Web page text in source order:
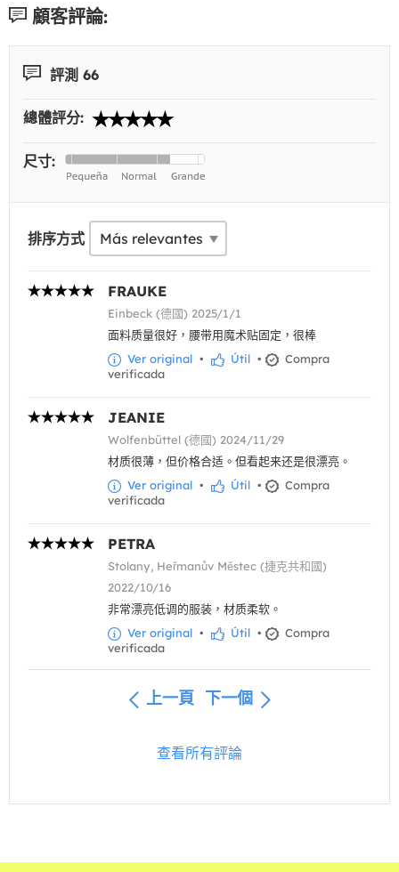
顧客評論:
評測 66
總體評分:
尺寸:
排序方式
FRAUKE
Einbeck (德國) 2025/1/1
面料质量很好，腰带用魔术贴固定，很棒
Ver original • Útil •
Compra
verificada
JEANIE
Wolfenbüttel (德國) 2024/11/29
材质很薄，但价格合适。但看起来还是很漂亮。
Ver original • Útil •
Compra
verificada
PETRA
Stolany, Heřmanův Městec (捷克共和國)
2022/10/16
非常漂亮低调的服装，材质柔软。
Ver original • Útil •
Compra
verificada
上一頁 下一個
查看所有評論